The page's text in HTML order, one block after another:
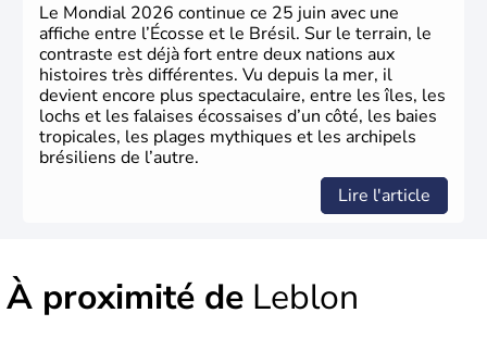
Le Mondial 2026 continue ce 25 juin avec une
affiche entre l’Écosse et le Brésil. Sur le terrain, le
contraste est déjà fort entre deux nations aux
histoires très différentes. Vu depuis la mer, il
devient encore plus spectaculaire, entre les îles, les
lochs et les falaises écossaises d’un côté, les baies
tropicales, les plages mythiques et les archipels
brésiliens de l’autre.
Lire l'article
À proximité de Leblon